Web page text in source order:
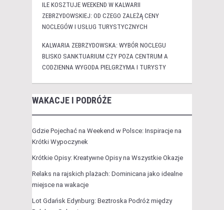
ILE KOSZTUJE WEEKEND W KALWARII
ZEBRZYDOWSKIEJ: OD CZEGO ZALEŻĄ CENY
NOCLEGÓW I USŁUG TURYSTYCZNYCH
KALWARIA ZEBRZYDOWSKA: WYBÓR NOCLEGU
BLISKO SANKTUARIUM CZY POZA CENTRUM A
CODZIENNA WYGODA PIELGRZYMA I TURYSTY
WAKACJE I PODRÓŻE
Gdzie Pojechać na Weekend w Polsce: Inspiracje na
Krótki Wypoczynek
Krótkie Opisy: Kreatywne Opisy na Wszystkie Okazje
Relaks na rajskich plażach: Dominicana jako idealne
miejsce na wakacje
Lot Gdańsk Edynburg: Beztroska Podróż między